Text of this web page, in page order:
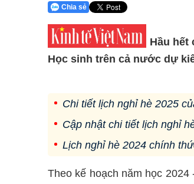
Chia sẻ
Hầu hết
Học sinh trên cả nước dự
Chi tiết lịch nghỉ hè 2025
Cập nhật chi tiết lịch nghỉ
Lịch nghỉ hè 2024 chính
Theo kế hoạch năm học